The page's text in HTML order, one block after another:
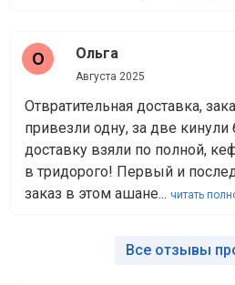
Ольга
Августа 2025
Отвратительная доставка,
привезли одну, за две кинули
доставку взяли по полной,
в тридорого! Первый и
заказ в этом ашане... читать
Все отзывы